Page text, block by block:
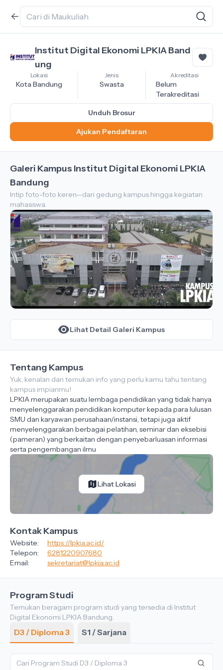
Institut Digital Ekonomi LPKIA Band
ung
Lokasi
Kota Bandung
Jenis
Swasta
Akreditasi
Belum
Terakreditasi
Unduh Brosur
Ajukan Pendaftaran
Galeri Kampus Institut Digital Ekonomi LPKIA
Bandung
Intip foto-foto keren—dari gedung kampus hingga kegiatan
mahasiswa.
Lihat Detail Galeri Kampus
Tentang Kampus
Yuk, kenalan dan temukan info yang perlu kamu tahu tentang
kampus impianmu!
LPKIA merupakan suatu lembaga pendidikan yang tidak hanya
menyelenggarakan pendidikan komputer kepada para lulusan
SMU dan karyawan perusahaan/instansi, tetapi juga aktif
menyelenggarakan berbagai pelatihan, seminar dan eksebisi
(pameran) yang berkaitan dengan penyebarluasan informasi
serta pengembangan ilmu
Lihat Lokasi
Kontak Kampus
Website:
https://lpkia.ac.id/
Telepon:
6281220907680
Email:
sekretariat@lpkia.ac.id
Program Studi
Temukan beragam program studi yang tersedia di Institut
Digital Ekonomi LPKIA Bandung.
D3 / Diploma 3 S1 / Sarjana